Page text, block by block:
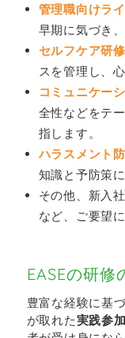
管理職向けラ
早期に気づき
セルフケア研修
スを管理し、
コミュニケー
全性などをテ
指します。
ハラスメント
知識と予防策
その他、新入
など、ご要望
EASEの研修
豊富な経験に基
が取れた実践参